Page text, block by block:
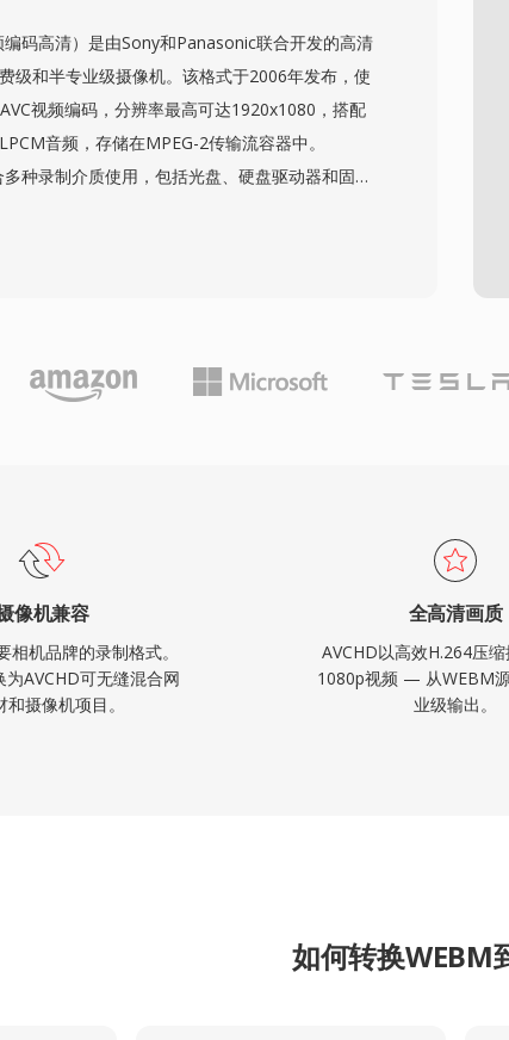
续其作为开放编解码器推广载体的演进。竞争力
成本和通用浏览器支持的组合使WebM成为免版
基石。
编码高清）是由Sony和Panasonic联合开发的高清
级和半专业级摄像机。该格式于2006年发布，使
视频编码，分辨率最高可达1920x1080，搭配
音频，存储在MPEG-2传输流容器中。
种录制介质使用，包括光盘、硬盘驱动器和固态
商提供了硬件设计的灵活性。与DV和MPEG-2等
兼容。增强版AVCHD 2.0增加了对1080/60p逐行
的支持。该格式在摄像机市场中仍被广泛使用，并
像机兼容
相机品牌的录制格式。
AVCHD可无缝混合网
和摄像机项目。
全高清画质
AVCHD以高效H.264压
1080p视频 — 从WEBM
业级输出。
如何转换WEBM